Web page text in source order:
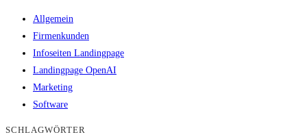
Allgemein
Firmenkunden
Infoseiten Landingpage
Landingpage OpenAI
Marketing
Software
SCHLAGWÖRTER